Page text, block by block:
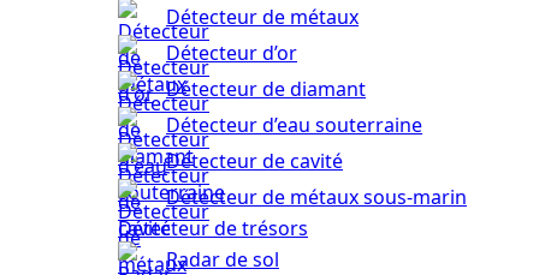
Détecteur de métaux
Détecteur d’or
Détecteur de diamant
Détecteur d’eau souterraine
Détecteur de cavité
Détecteur de métaux sous-marin
Détecteur de trésors
Radar de sol